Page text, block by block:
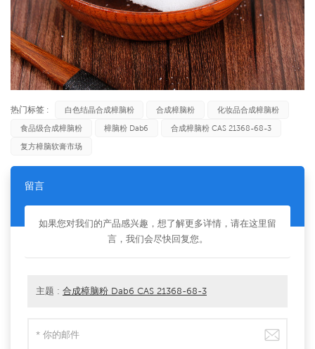
热门标签 : 白色结晶合成樟脑粉 合成樟脑粉
化妆品合成樟脑粉
食品级合成樟脑粉
樟脑粉 Dab6
合成樟脑粉 CAS 21368-68-3
复方樟脑软膏市场
留言
如果您对我们的产品感兴趣，想了解更多详情，请在这里留
言，我们会尽快回复您。
主题 : 合成樟脑粉 Dab6 CAS 21368-68-3